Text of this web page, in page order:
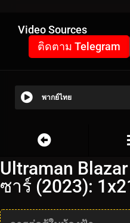
Video Sources
ติดตาม Telegram
พากย์ไทย
Ultraman
ซาร์ (2023):